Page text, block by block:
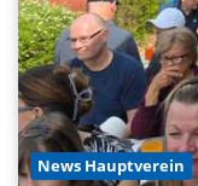
News Hauptverein